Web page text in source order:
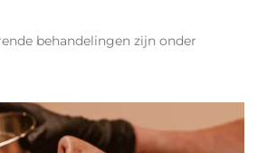
behandelingen zijn onder